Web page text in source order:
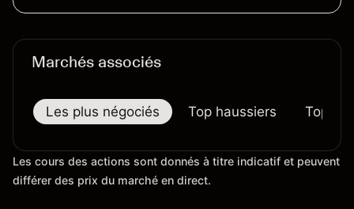
après la décision de la Fed de maintenir ses
Marchés associés
Les plus négociés Top haussiers Top
Les cours des actions sont donnés à titre indicatif et peuvent
différer des prix du marché en direct.